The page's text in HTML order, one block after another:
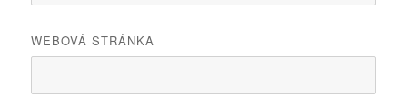
WEBOVÁ STRÁNKA